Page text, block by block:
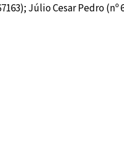
Júlio Cesar Pedro (nº